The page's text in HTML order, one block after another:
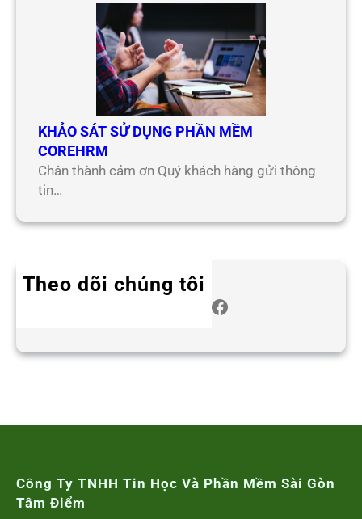
KHẢO SÁT SỬ DỤNG PHẦN MỀM
COREHRM
Chân thành cảm ơn Quý khách hàng gửi thông
tin…
Theo dõi chúng tôi
Facebook
Công Ty TNHH Tin Học Và Phần Mềm Sài Gòn
Tâm Điểm